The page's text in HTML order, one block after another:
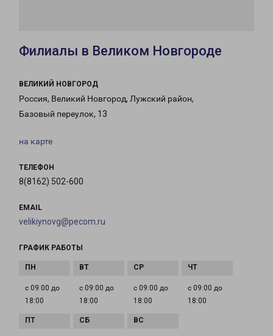
Филиалы в Великом Новгороде
ВЕЛИКИЙ НОВГОРОД
Россия, Великий Новгород, Лужский район,
Базовый переулок, 13
на карте
ТЕЛЕФОН
8(8162) 502-600
EMAIL
velikiynovg@pecom.ru
ГРАФИК РАБОТЫ
с 09:00 до
18:00
с 09:00 до
18:00
с 09:00 до
18:00
с 09:00 до
18:00